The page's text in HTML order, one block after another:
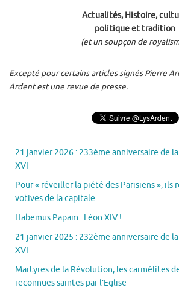
Actualités, Histoire,
politique et tradition
(et un soupçon de
Excepté pour certains articles signés Pierre
Ardent est une revue de presse.
21 janvier 2026 : 233ème anniversaire de
XVI
Pour « réveiller la piété des Parisiens »,
votives de la capitale
Habemus Papam : Léon XIV !
21 janvier 2025 : 232ème anniversaire de
XVI
Martyres de la Révolution, les carmélites
reconnues saintes par l’Eglise